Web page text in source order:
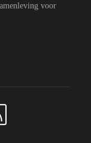
voor